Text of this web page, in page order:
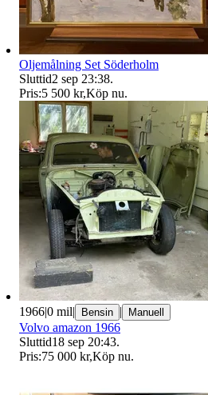
Oljemålning Set Söderholm
Sluttid2 sep 23:38.
Pris:5 500 kr,Köp nu.
1966|0 mil| Bensin | Manuell
Volvo amazon 1966
Sluttid18 sep 20:43.
Pris:75 000 kr,Köp nu.